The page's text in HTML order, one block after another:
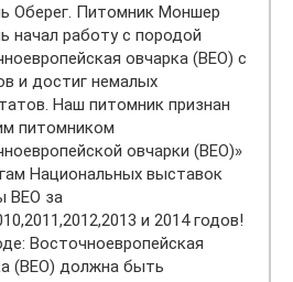
Оберег. Питомник Моншер
начал работу с породой
овчарка (ВЕО) с
и достиг немалых
Наш питомник признан
питомником
овчарки (ВЕО)»
Национальных выставок
ВЕО за
и 2014 годов!
Восточноевропейская
(ВЕО) должна быть